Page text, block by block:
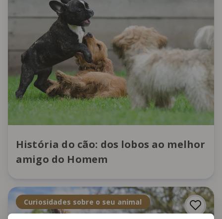
História do cão: dos lobos ao melhor
amigo do Homem
Curiosidades sobre o seu animal